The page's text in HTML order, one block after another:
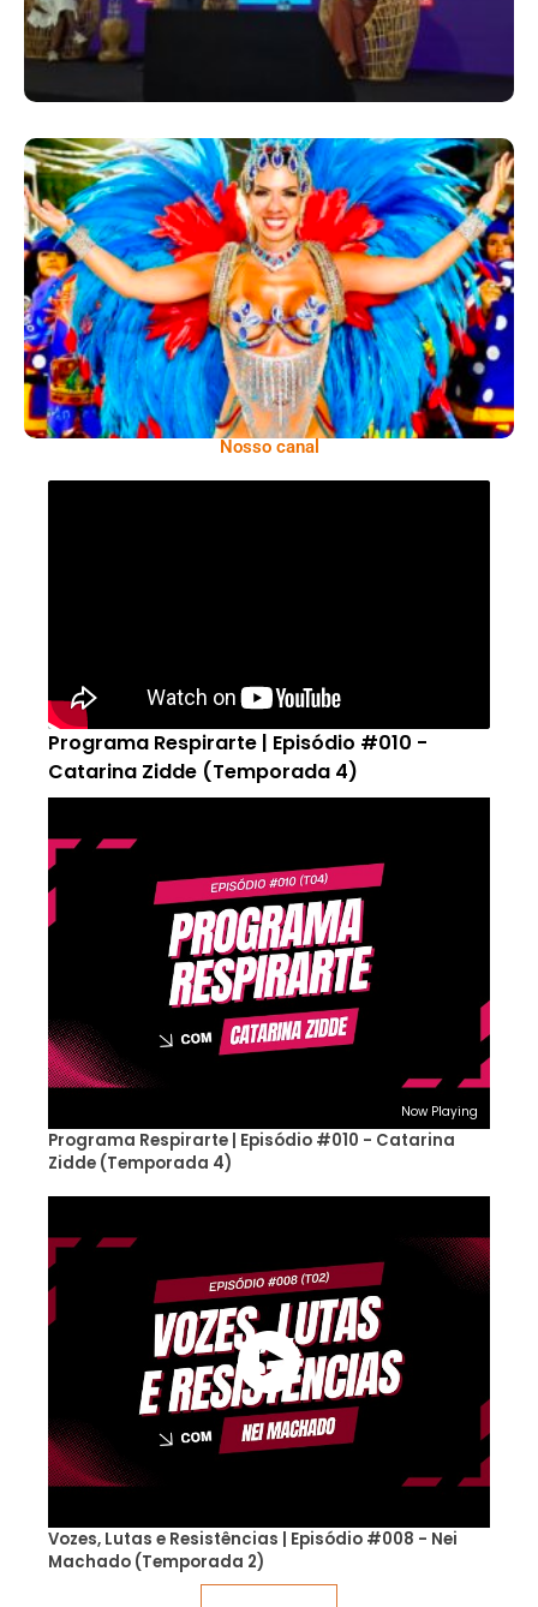
Dani Sant’Anna É Confirmada Como Rainha
De Bateria Da Independentes De Olaria
Para O Carnaval 2027
Nosso canal
Programa Respirarte | Episódio #010 -
Catarina Zidde (Temporada 4)
Now Playing
Programa Respirarte | Episódio #010 - Catarina
Zidde (Temporada 4)
Vozes, Lutas e Resistências | Episódio #008 - Nei
Machado (Temporada 2)